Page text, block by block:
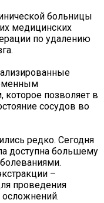
больницы
медицинских
по удалению
которое позволяет в
сосудов во
редко. Сегодня
доступна большему
–
проведения